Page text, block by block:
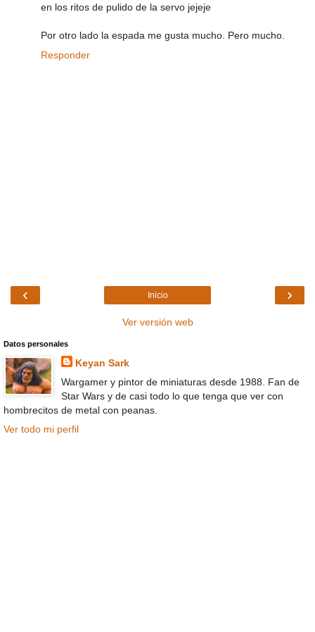
en los ritos de pulido de la servo jejeje
Por otro lado la espada me gusta mucho. Pero mucho.
Responder
‹ ›
Inicio
Ver versión web
Datos personales
Keyan Sark
Wargamer y pintor de miniaturas desde 1988. Fan de
Star Wars y de casi todo lo que tenga que ver con
hombrecitos de metal con peanas.
Ver todo mi perfil